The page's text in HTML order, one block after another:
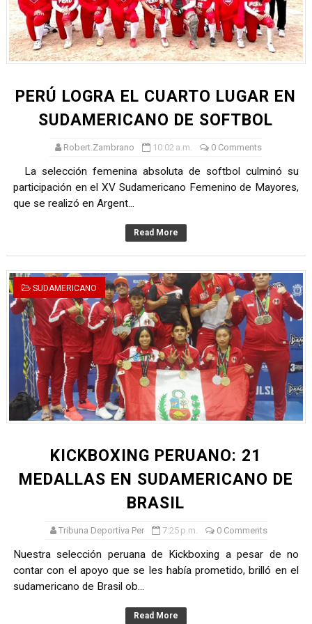
TODO O NADA: LA GRAN FINAL DEL RONEX 2025 SERÁ
André Martínez gana el Rally de la Primavera del Rally
CLASIFICACIÓN AL MUNDIAL U20 Y NUEVO RÉCORD
HEILBRUNN, DREYFUSS, VALTAYO, MONTES, CASTRO
PERÚ LOGRA EL CUARTO LUGAR EN
SUDAMERICANO DE SOFTBOL
Robert.Zambrano 10:02 a.m. 0 Comments
La selección femenina absoluta de softbol culminó su
participación en el XV Sudamericano Femenino de Mayores,
que se realizó en Argent...
Read More
SUDAMERICANO
KICKBOXING PERUANO: 21
MEDALLAS EN SUDAMERICANO DE
BRASIL
Tribuna Deportiva Per 7:25 p.m. 0 Comments
Nuestra selección peruana de Kickboxing a pesar de no
contar con el apoyo que se les había prometido, brilló en el
sudamericano de Brasil ob...
Read More